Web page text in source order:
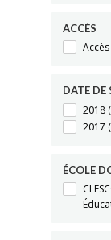
ACCÈS
DATE DE
2018
2017
ÉCOLE